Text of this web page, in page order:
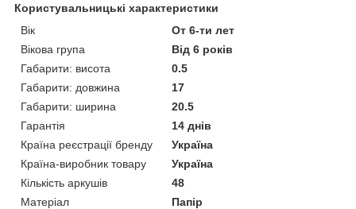
Користувальницькі характеристики
Вік
От 6-ти лет
Вікова група
Від 6 років
Габарити: висота
0.5
Габарити: довжина
17
Габарити: ширина
20.5
Гарантія
14 днів
Країна реєстрації бренду
Україна
Країна-виробник товару
Україна
Кількість аркушів
48
Матеріал
Папір